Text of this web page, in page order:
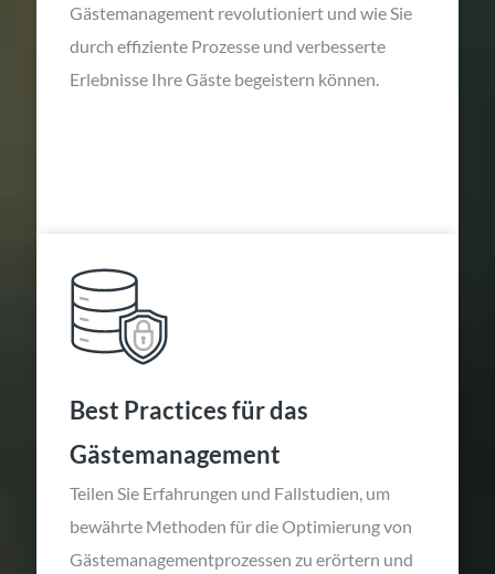
Gästemanagement revolutioniert und wie Sie
durch effiziente Prozesse und verbesserte
Erlebnisse Ihre Gäste begeistern können.
Best Practices für das
Gästemanagement
Teilen Sie Erfahrungen und Fallstudien, um
bewährte Methoden für die Optimierung von
Gästemanagementprozessen zu erörtern und